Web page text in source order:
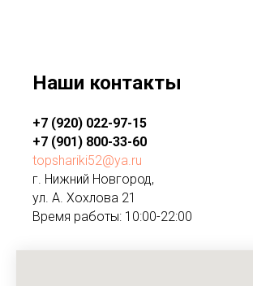
Наши контакты
+7 (920) 022-97-15
+7 (901) 800-33-60
topshariki52@ya.ru
г. Нижний Новгород,
ул. А. Хохлова 21
Время работы: 10:00-22:00